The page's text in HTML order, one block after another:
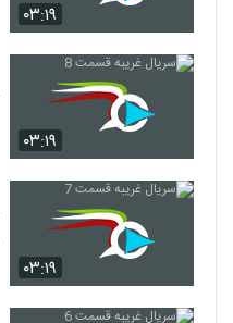
۰۳:۱۹
۰۳:۱۹
۰۳:۱۹